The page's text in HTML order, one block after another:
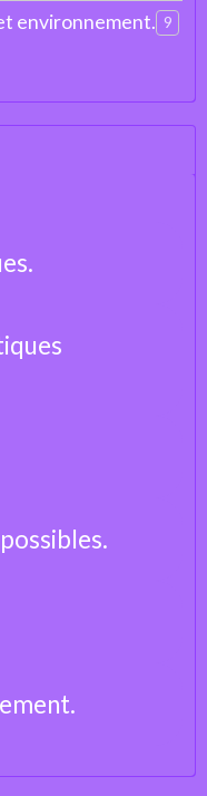
environnement. 9